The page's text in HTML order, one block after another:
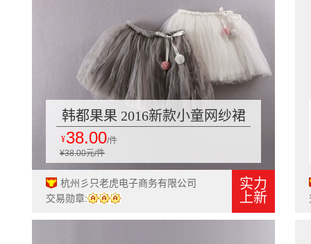
韩都果果 2016新款小童网纱裙
韩版女小童公主裙 春款童装短
裙
¥38.00/件
¥38.00元/件
杭州彡只老虎电子商务有限公司
交易勋章:
实力
上新